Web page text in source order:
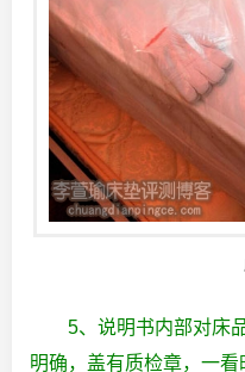
5、说明书内部对床
明确，盖有质检章，一